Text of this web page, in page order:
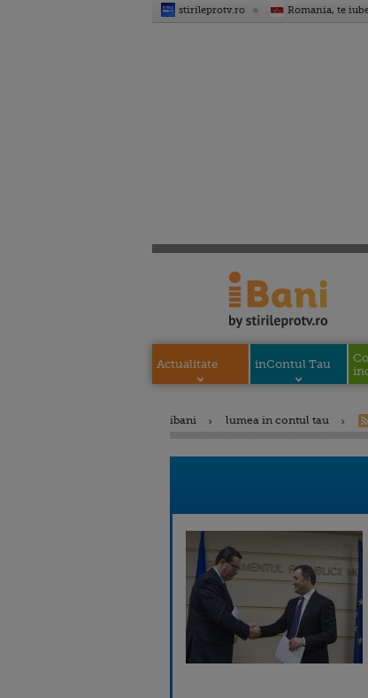
stirileprotv.ro Romania, te
Actualitate inContul Tau
ibani lumea in contul tau